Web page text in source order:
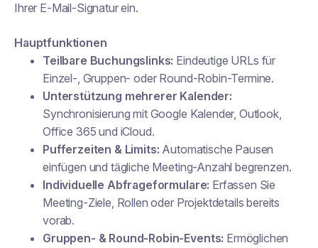
Ihrer E-Mail-Signatur ein.
Hauptfunktionen
Teilbare Buchungslinks: Eindeutige URLs für
Einzel-, Gruppen- oder Round-Robin-Termine.
Unterstützung mehrerer Kalender:
Synchronisierung mit Google Kalender, Outlook,
Office 365 und iCloud.
Pufferzeiten & Limits: Automatische Pausen
einfügen und tägliche Meeting-Anzahl begrenzen.
Individuelle Abfrageformulare: Erfassen Sie
Meeting-Ziele, Rollen oder Projektdetails bereits
vorab.
Gruppen- & Round-Robin-Events: Ermöglichen